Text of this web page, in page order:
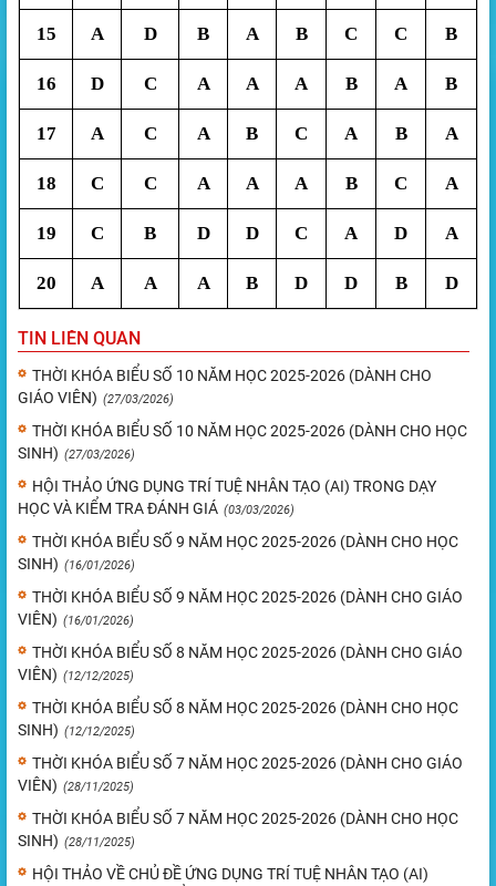
15 A D B A B C C B
16 D C A A A B A B
17 A C A B C A B A
18 C C A A A B C A
19 C B D D C A D A
20 A A A B D D B D
TIN LIÊN QUAN
THỜI KHÓA BIỂU SỐ 10 NĂM HỌC 2025-2026 (DÀNH CHO
GIÁO VIÊN) (27/03/2026)
THỜI KHÓA BIỂU SỐ 10 NĂM HỌC 2025-2026 (DÀNH CHO HỌC
SINH) (27/03/2026)
HỘI THẢO ỨNG DỤNG TRÍ TUỆ NHÂN TẠO (AI) TRONG DẠY
HỌC VÀ KIỂM TRA ĐÁNH GIÁ (03/03/2026)
THỜI KHÓA BIỂU SỐ 9 NĂM HỌC 2025-2026 (DÀNH CHO HỌC
SINH) (16/01/2026)
THỜI KHÓA BIỂU SỐ 9 NĂM HỌC 2025-2026 (DÀNH CHO GIÁO
VIÊN) (16/01/2026)
THỜI KHÓA BIỂU SỐ 8 NĂM HỌC 2025-2026 (DÀNH CHO GIÁO
VIÊN) (12/12/2025)
THỜI KHÓA BIỂU SỐ 8 NĂM HỌC 2025-2026 (DÀNH CHO HỌC
SINH) (12/12/2025)
THỜI KHÓA BIỂU SỐ 7 NĂM HỌC 2025-2026 (DÀNH CHO GIÁO
VIÊN) (28/11/2025)
THỜI KHÓA BIỂU SỐ 7 NĂM HỌC 2025-2026 (DÀNH CHO HỌC
SINH) (28/11/2025)
HỘI THẢO VỀ CHỦ ĐỀ ỨNG DỤNG TRÍ TUỆ NHÂN TẠO (AI)